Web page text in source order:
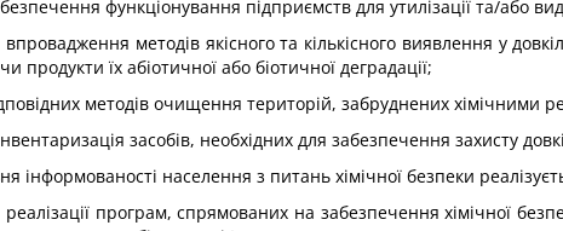
функціонування підприємств для утилізації та/або
методів якісного та кількісного виявлення у
їх абіотичної або біотичної деградації;
методів очищення територій, забруднених хімічними
засобів, необхідних для забезпечення захисту
інформованості населення з питань хімічної безпеки
програм, спрямованих на забезпечення хімічної